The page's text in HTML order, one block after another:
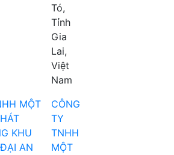
Tó,
Tỉnh
Gia
Lai,
Việt
Nam
CÔNG
TY
TNHH
MỘT